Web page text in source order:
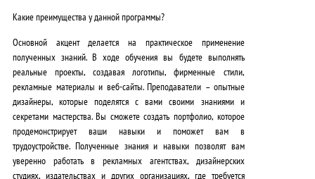
Какие преимущества у данной программы?
Основной акцент делается на практическое применение
полученных знаний. В ходе обучения вы будете выполнять
реальные проекты, создавая логотипы, фирменные стили,
рекламные материалы и веб-сайты. Преподаватели – опытные
дизайнеры, которые поделятся с вами своими знаниями и
секретами мастерства. Вы сможете создать портфолио, которое
продемонстрирует ваши навыки и поможет вам в
трудоустройстве. Полученные знания и навыки позволят вам
уверенно работать в рекламных агентствах, дизайнерских
студиях, издательствах и других организациях, где требуется